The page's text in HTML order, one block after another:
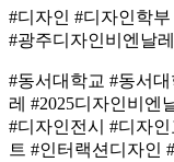
#디자인 #디자인학
#광주디자인비엔날
#동서대학교 #동서
레 #2025디자인비엔
#디자인전시 #디자
트 #인터랙션디자인